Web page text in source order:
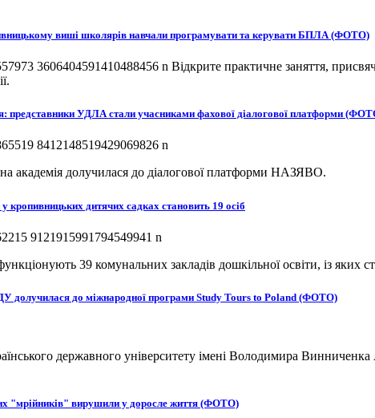
виші школярів навчали програмувати та керувати БПЛА (ФОТО)
Відкрите практичне заняття,
представники УДЛА стали учасниками фахової діалогової платформи
академія долучилася до діалогової платформи НАЗЯВО.
кропивницьких дитячих садках становить 19 осіб
39 комунальних закладів дошкільної освіти, із яких
долучилася до міжнародної програми Study Tours to Poland (ФОТО)
державного університету імені Володимира
"мрійників" вирушили у доросле життя (ФОТО)